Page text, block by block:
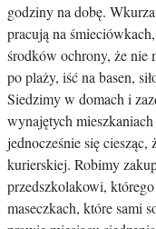
godziny na dobę.
pracują na
środków ochrony, że nie
po plaży, iść na basen,
Siedzimy w domach i
wynajętych
jednocześnie się
kurierskiej. Robimy
przedszkolakowi,
maseczkach, które sami